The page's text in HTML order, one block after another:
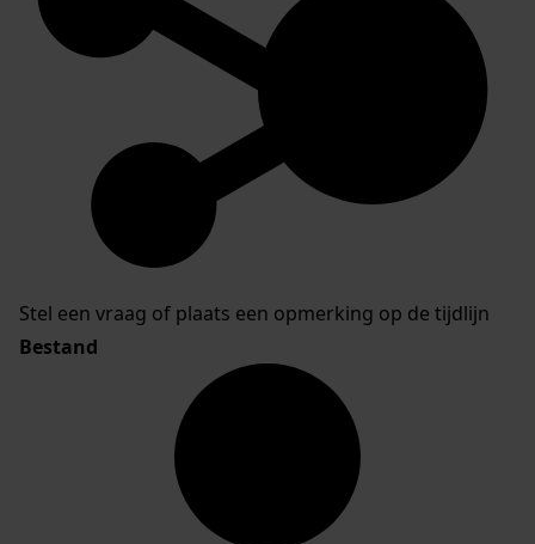
Stel een vraag of plaats een opmerking op de tijdlijn
Bestand